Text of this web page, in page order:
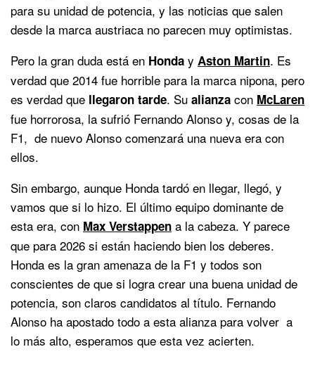
para su unidad de potencia, y las noticias que salen
desde la marca austriaca no parecen muy optimistas.
Pero la gran duda está en Honda y Aston Martin. Es
verdad que 2014 fue horrible para la marca nipona, pero
es verdad que llegaron tarde. Su alianza con McLaren
fue horrorosa, la sufrió Fernando Alonso y, cosas de la
F1, de nuevo Alonso comenzará una nueva era con
ellos.
Sin embargo, aunque Honda tardó en llegar, llegó, y
vamos que si lo hizo. El último equipo dominante de
esta era, con Max Verstappen a la cabeza. Y parece
que para 2026 si están haciendo bien los deberes.
Honda es la gran amenaza de la F1 y todos son
conscientes de que si logra crear una buena unidad de
potencia, son claros candidatos al título. Fernando
Alonso ha apostado todo a esta alianza para volver a
lo más alto, esperamos que esta vez acierten.